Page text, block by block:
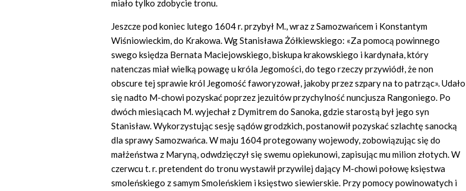
miało tylko zdobycie tronu.
Jeszcze pod koniec lutego 1604 r. przybył M., wraz z Samozwańcem i Konstantym
Wiśniowieckim, do Krakowa. Wg Stanisława Żółkiewskiego: «Za pomocą powinnego
swego księdza Bernata Maciejowskiego, biskupa krakowskiego i kardynała, który
natenczas miał wielką powagę u króla Jegomości, do tego rzeczy przywiódł, że non
obscure tej sprawie król Jegomość faworyzował, jakoby przez szpary na to patrząc». Udało
się nadto M-chowi pozyskać poprzez jezuitów przychylność nuncjusza Rangoniego. Po
dwóch miesiącach M. wyjechał z Dymitrem do Sanoka, gdzie starostą był jego syn
Stanisław. Wykorzystując sesję sądów grodzkich, postanowił pozyskać szlachtę sanocką
dla sprawy Samozwańca. W maju 1604 protegowany wojewody, zobowiązując się do
małżeństwa z Maryną, odwdzięczył się swemu opiekunowi, zapisując mu milion złotych. W
czerwcu t. r. pretendent do tronu wystawił przywilej dający M-chowi połowę księstwa
smoleńskiego z samym Smoleńskiem i księstwo siewierskie. Przy pomocy powinowatych i